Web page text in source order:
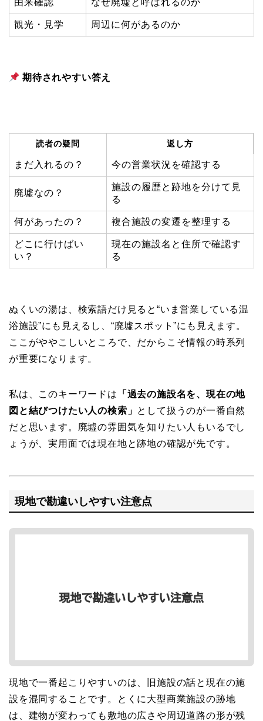
由来確認 なぜ廃墟と呼ばれるのか
観光・見学 周辺に何があるのか
期待されやすい答え
読者の疑問 返し方
まだ入れるの？ 今の営業状況を確認する
廃墟なの？
施設の履歴と跡地を分けて見
る
何があったの？ 複合施設の変遷を整理する
どこに行けばい
い？
現在の施設名と住所で確認す
る
ぬくいの湯は、検索語だけ見ると“いま営業している温
浴施設”にも見えるし、“廃墟スポット”にも見えます。
ここがややこしいところで、だからこそ情報の時系列
が重要になります。
私は、このキーワードは
「過去の施設名を、現在の地
図と結びつけたい人の検索」 として扱うのが一番自然
だと思います。廃墟の雰囲気を知りたい人もいるでし
ょうが、実用面では現在地と跡地の確認が先です。
現地で勘違いしやすい注意点
現地で一番起こりやすいのは、旧施設の話と現在の施
設を混同することです。とくに大型商業施設の跡地
は、建物が変わっても敷地の広さや周辺道路の形が残